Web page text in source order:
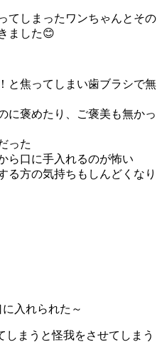
てしまったワンちゃんとその
ました😊
と焦ってしまい歯ブラシで無
に褒めたり、ご褒美も無かっ
った
ら口に手入れるのが怖い
る方の気持ちもしんどくなり
入れられた～
まうと怪我をさせてしまう